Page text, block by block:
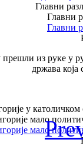
Главни
Главни
Главни
прешли из руке у
држава која
у
мало
мало